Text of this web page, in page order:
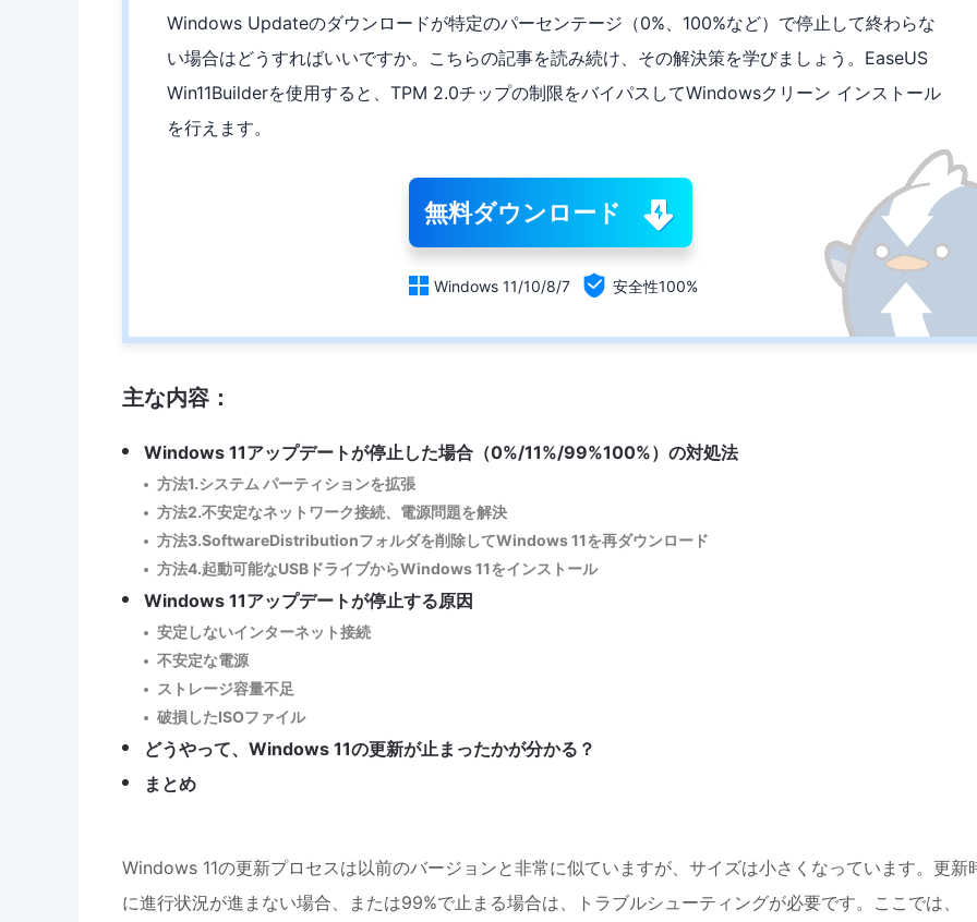
Windows Updateのダウンロードが特定のパーセンテージ（0%、100%など）で停止して終わらな
い場合はどうすればいいですか。こちらの記事を読み続け、その解決策を学びましょう。EaseUS
Win11Builderを使用すると、TPM 2.0チップの制限をバイパスしてWindowsクリーン インストール
を行えます。
無料ダウンロード
 Windows 11/10/8/7  安全性100%
主な内容：
Windows 11アップデートが停止した場合（0%/11%/99%100%）の対処法
方法1.システム パーティションを拡張
方法2.不安定なネットワーク接続、電源問題を解決
方法3.SoftwareDistributionフォルダを削除してWindows 11を再ダウンロード
方法4.起動可能なUSBドライブからWindows 11をインストール
Windows 11アップデートが停止する原因
安定しないインターネット接続
不安定な電源
ストレージ容量不足
破損したISOファイル
どうやって、Windows 11の更新が止まったかが分かる？
まとめ
Windows 11の更新プロセスは以前のバージョンと非常に似ていますが、サイズは小さくなっています。更新
に進行状況が進まない場合、または99%で止まる場合は、トラブルシューティングが必要です。ここでは、